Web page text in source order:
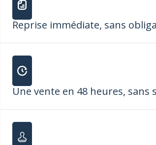
Reprise immédiate, sans
Une vente en 48 heures, sans